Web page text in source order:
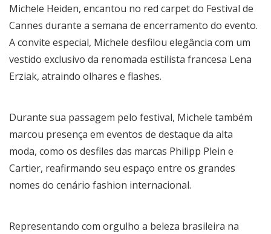
Michele Heiden, encantou no red carpet do Festival de
Cannes durante a semana de encerramento do evento.
A convite especial, Michele desfilou elegância com um
vestido exclusivo da renomada estilista francesa Lena
Erziak, atraindo olhares e flashes.
Durante sua passagem pelo festival, Michele também
marcou presença em eventos de destaque da alta
moda, como os desfiles das marcas Philipp Plein e
Cartier, reafirmando seu espaço entre os grandes
nomes do cenário fashion internacional.
Representando com orgulho a beleza brasileira na